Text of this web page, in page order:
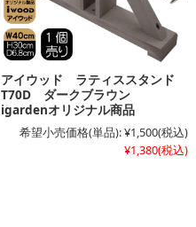
アイウッド ラティススタンド
T70D ダークブラウン
igardenオリジナル商品
希望小売価格(単品):¥1,500(税込)
¥1,380(税込)